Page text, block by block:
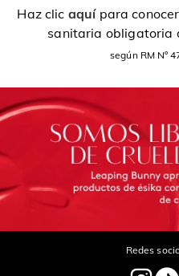
Tu nombre
Dirección de email
Escribe un comentario
Enviar
Haz clic aquípara
sanitaria obligatoria
según RM Nº
Redes